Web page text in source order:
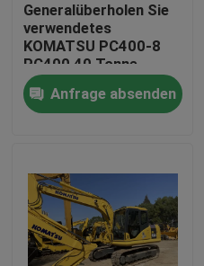
Produkte
Über uns
Generalüberholen Sie
verwendetes
KOMATSU PC400-8
PC400 40 Tonne
Kettenbagger
Anfrage absenden